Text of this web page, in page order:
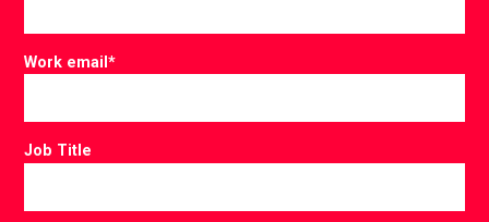
Work email*
Job Title